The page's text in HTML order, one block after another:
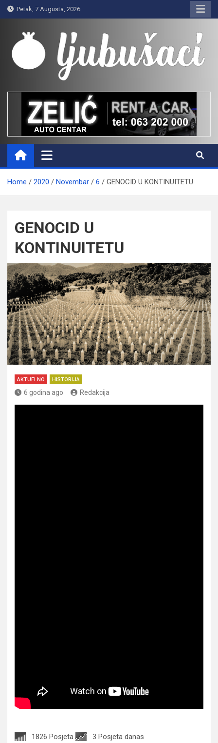
Skip
to
content
Petak, 7 Augusta, 2026
Ljubušaci
Svom voljenom gradu
Home 2020 Novembar 6 GENOCID U KONTINUITETU
GENOCID U
KONTINUITETU
AKTUELNO HISTORIJA
6 godina ago Redakcija
1826 Posjeta 3 Posjeta danas